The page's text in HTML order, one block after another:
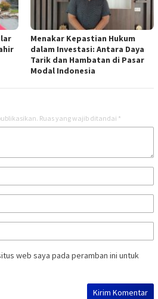
Menakar Kepastian Hukum
dalam Investasi: Antara Daya
Tarik dan Hambatan di Pasar
Modal Indonesia
Ruas yang wajib ditandai *
web saya pada peramban ini untuk